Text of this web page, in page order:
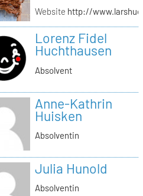
Website http://
Lorenz Fidel
Huchthausen
Absolvent
Anne-Kathrin
Huisken
Absolventin
Julia Hunold
Absolventin